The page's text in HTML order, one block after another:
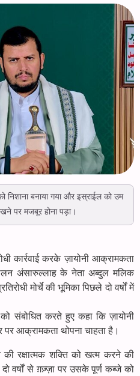
निशाना बनाया गया और इस्राईल को उम
पर मजबूर होना पड़ा।
कार्रवाई करके ज़ायोनी आक्रामकता
अंसारुल्लाह के नेता अब्दुल मलिक
मोर्चे की भूमिका पिछले दो वर्षों में
संबोधित करते हुए कहा कि ज़ायोनी
आक्रामकता थोपना चाहता है।
की रक्षात्मक शक्ति को खत्म करने की
वर्षों से ग़ज़्ज़ा पर उसके पूर्ण कब्जे को